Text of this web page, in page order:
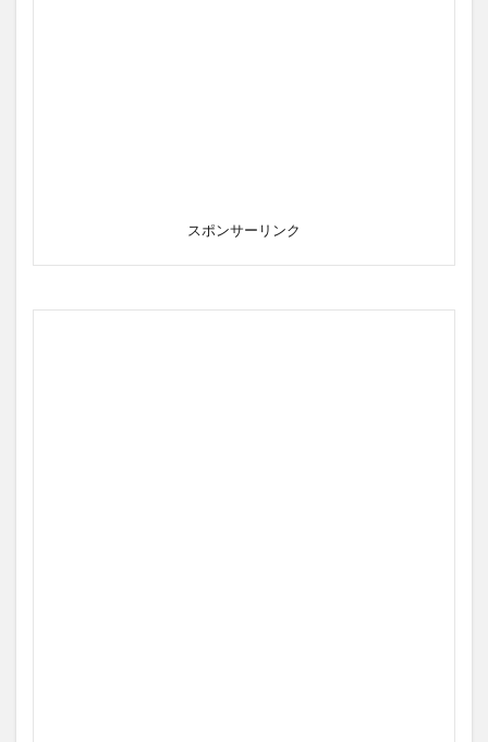
スポンサーリンク